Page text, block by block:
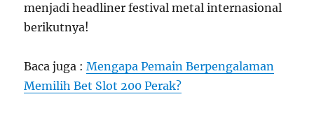
menjadi headliner festival metal internasional
berikutnya!
Baca juga :Mengapa Pemain Berpengalaman
Memilih Bet Slot 200 Perak?